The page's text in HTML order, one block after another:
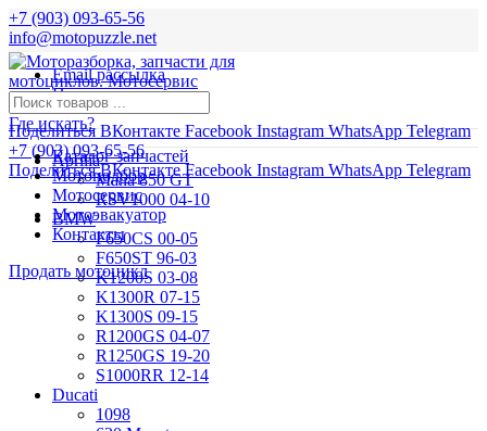
+7 (903) 093-65-56
info@motopuzzle.net
Email рассылка
Новости
Поделиться ВКонтакте Facebook Instagram WhatsApp Telegram
+7 (903) 093-65-56
Поделиться ВКонтакте Facebook Instagram WhatsApp Telegram
Где искать?
Aprilia
Mana 850 GT
RSV1000 04-10
BMW
F650CS 00-05
F650ST 96-03
K1200S 03-08
K1300R 07-15
K1300S 09-15
R1200GS 04-07
R1250GS 19-20
S1000RR 12-14
Ducati
1098
Каталог запчастей
Мотоподбор
Мотосервис
Мотоэвакуатор
Контакты
Продать мотоцикл